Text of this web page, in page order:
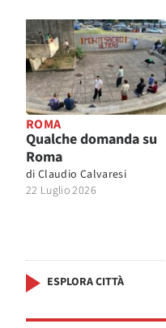
ROMA
Qualche domanda su
Roma
di Claudio Calvaresi
22 Luglio 2026
ESPLORA CITTÀ